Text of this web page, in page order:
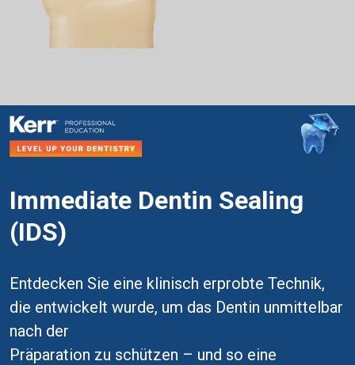
Immediate Dentin Sealing
(IDS)
Entdecken Sie eine klinisch erprobte Technik,
die entwickelt wurde, um das Dentin unmittelbar
nach der
Präparation zu schützen – und so eine